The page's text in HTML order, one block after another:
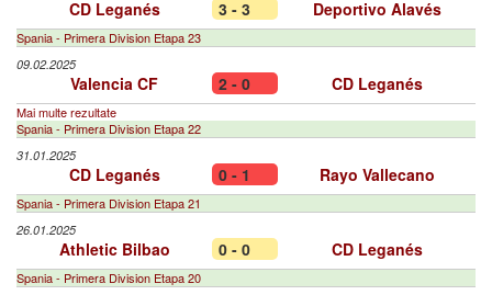
CD Leganés 3 - 3 Deportivo Alavés
Spania - Primera Division Etapa 23
09.02.2025
Valencia CF 2 - 0 CD Leganés
Mai multe rezultate
Spania - Primera Division Etapa 22
31.01.2025
CD Leganés 0 - 1 Rayo Vallecano
Spania - Primera Division Etapa 21
26.01.2025
Athletic Bilbao 0 - 0 CD Leganés
Spania - Primera Division Etapa 20